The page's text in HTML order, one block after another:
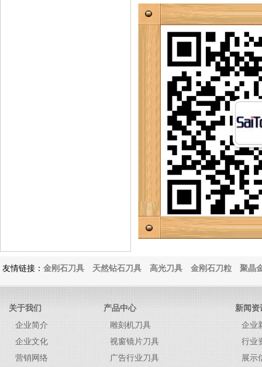
友情链接： 金刚石刀具 天然钻石刀具 高光刀具 金刚石刀粒 聚晶
关于我们 产品中心
新闻资
企业简介
企业文化
营销网络
雕刻机刀具
视窗镜片刀具
广告行业刀具
企业
行业
展示